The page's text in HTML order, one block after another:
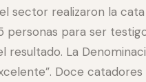
sector realizaron la
personas para ser
La
Doce